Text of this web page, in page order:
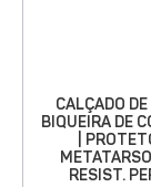
CALÇADO DE
BIQUEIRA DE
|
RESIST.